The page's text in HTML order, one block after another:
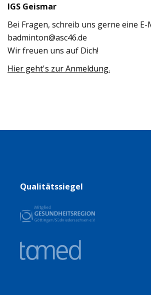
IGS Geismar
Bei Fragen, schreib uns gerne eine E-
badminton@asc46.de
Wir freuen uns auf Dich!
Hier geht's zur Anmeldung.
Qualitätssiegel